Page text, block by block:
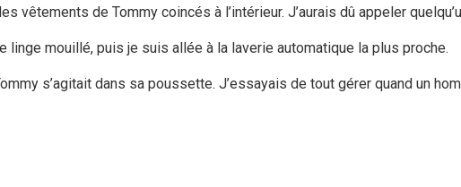
vêtements de Tommy coincés à l’intérieur. J’aurais dû appeler
linge mouillé, puis je suis allée à la laverie automatique la plus proche.
s’agitait dans sa poussette. J’essayais de tout gérer quand un